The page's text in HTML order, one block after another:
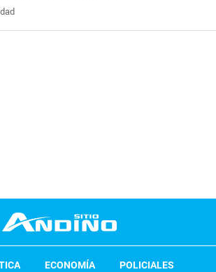
ECONOMÍA
POLICIALES